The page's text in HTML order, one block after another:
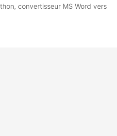
convertisseur MS Word vers